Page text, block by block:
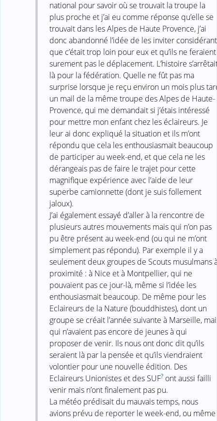
national pour savoir où se trouvait la troupe la
plus proche et j’ai eu comme réponse qu’elle se
trouvait dans les Alpes de Haute Provence, j’ai
donc abandonné l’idée de les inviter considérant
que c’était trop loin pour eux et qu’ils ne feraient
surement pas le déplacement. L’histoire
là pour la fédération. Quelle ne fût pas ma
surprise lorsque je reçu environ un mois plus
un mail de la même troupe des Alpes de Haute-
Provence, qui me demandait si j’étais intéressé
pour mettre mon enfant chez les éclaireurs. Je
leur ai donc expliqué la situation et ils m’ont
répondu que cela les enthousiasmait beaucoup
de participer au week-end, et que cela ne les
dérangeais pas de faire le trajet pour cette
magnifique expérience avec l’aide de leur
superbe camionnette (dont je suis follement
jaloux).
J’ai également essayé d’aller à la rencontre de
plusieurs autres mouvements mais qui n’on pas
pu être présent au week-end (ou qui ne m’ont
simplement pas répondu). Par exemple il y a
seulement deux groupes de Scouts musulmans
proximité : à Nice et à Montpellier, qui ne
pouvaient pas ce jour-là, même si l’idée les
enthousiasmait beaucoup. De même pour les
Eclaireurs de la Nature (bouddhistes), dont un
groupe se créait l’année suivante à Marseille,
qui n’avaient pas encore de jeunes à qui
proposer de venir. Ils nous ont donc dit qu’ils
seraient là par la pensée et qu’ils viendraient
volontier pour une nouvelle édition. Des
Eclaireurs Unionistes et des SUF? ont aussi failli
venir mais n’ont finalement pas pu.
La météo prédisait du mauvais temps, nous
avions prévu de reporter le week-end, ou même